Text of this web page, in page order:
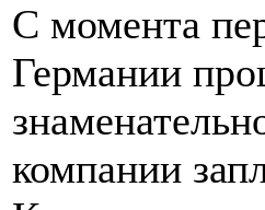
С момента
Германии
компании